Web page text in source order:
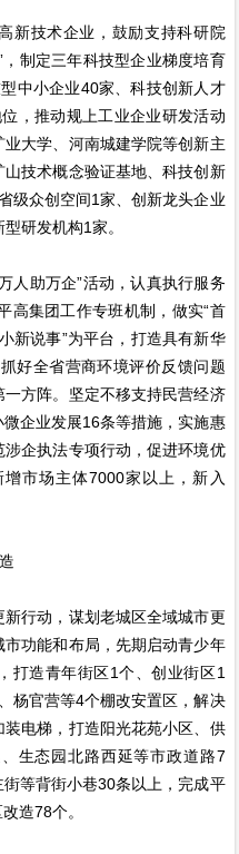
技术企业，鼓励支持科研院
制定三年科技型企业梯度培育
中小企业40家、科技创新人才
，推动规上工业企业研发活动
大学、河南城建学院等创新主
技术概念验证基地、科技创新
级众创空间1家、创新龙头企业
研发机构1家。
助万企”活动，认真执行服务
高集团工作专班机制，做实“首
新说事”为平台，打造具有新华
好全省营商环境评价反馈问题
方阵。坚定不移支持民营经济
企业发展16条等措施，实施惠
企执法专项行动，促进环境优
市场主体7000家以上，新入
行动，谋划老城区全域城市更
功能和布局，先期启动青少年
打造青年街区1个、创业街区1
杨官营等4个棚改安置区，解决
电梯，打造阳光花苑小区、供
生态园北路西延等市政道路7
等背街小巷30条以上，完成平
造78个。